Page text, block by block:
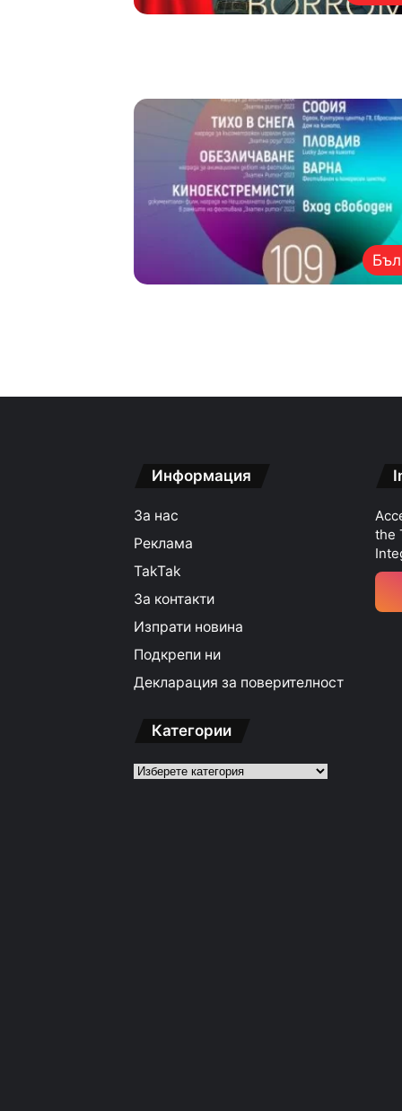
Информация
За нас
Реклама
TakTak
За контакти
Изпрати новина
Подкрепи ни
Декларация за поверителност
Категории
Категории
the